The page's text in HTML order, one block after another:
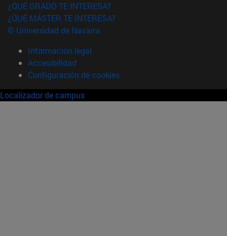
¿QUÉ GRADO TE INTERESA?
¿QUÉ MÁSTER TE INTERESA?
© Universidad de Navarra
Información legal
Accesibilidad
Configuración de cookies
Localizador de campus